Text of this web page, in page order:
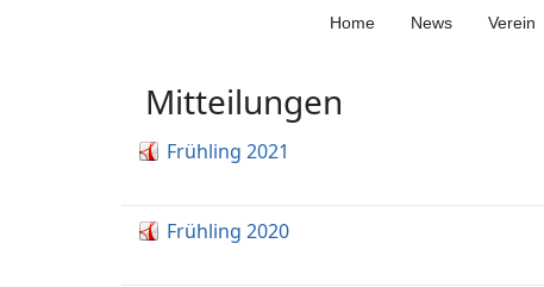
Home News Verein
Mitteilungen
Frühling 2021
Frühling 2020